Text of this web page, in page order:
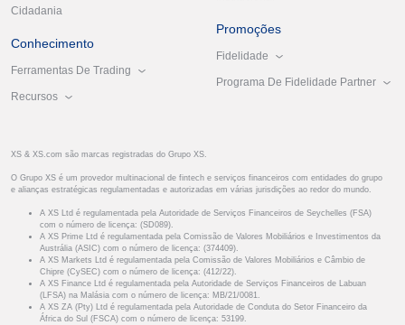
Cidadania
Conhecimento
Ferramentas De Trading
Recursos
Promoções
Fidelidade
Programa De Fidelidade Partner
XS & XS.com são marcas registradas do Grupo XS.
O Grupo XS é um provedor multinacional de fintech e serviços financeiros com entidades do grupo
e alianças estratégicas regulamentadas e autorizadas em várias jurisdições ao redor do mundo.
A XS Ltd é regulamentada pela Autoridade de Serviços Financeiros de Seychelles (FSA)
com o número de licença: (SD089).
A XS Prime Ltd é regulamentada pela Comissão de Valores Mobiliários e Investimentos da
Austrália (ASIC) com o número de licença: (374409).
A XS Markets Ltd é regulamentada pela Comissão de Valores Mobiliários e Câmbio de
Chipre (CySEC) com o número de licença: (412/22).
A XS Finance Ltd é regulamentada pela Autoridade de Serviços Financeiros de Labuan
(LFSA) na Malásia com o número de licença: MB/21/0081.
A XS ZA (Pty) Ltd é regulamentada pela Autoridade de Conduta do Setor Financeiro da
África do Sul (FSCA) com o número de licença: 53199.